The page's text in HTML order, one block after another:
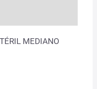
MEDIANO